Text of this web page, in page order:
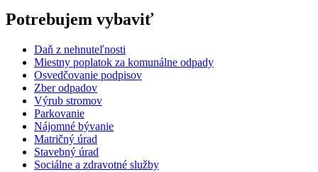
Potrebujem vybaviť
Daň z nehnuteľnosti
Miestny poplatok za komunálne odpady
Osvedčovanie podpisov
Zber odpadov
Výrub stromov
Parkovanie
Nájomné bývanie
Matričný úrad
Stavebný úrad
Sociálne a zdravotné služby